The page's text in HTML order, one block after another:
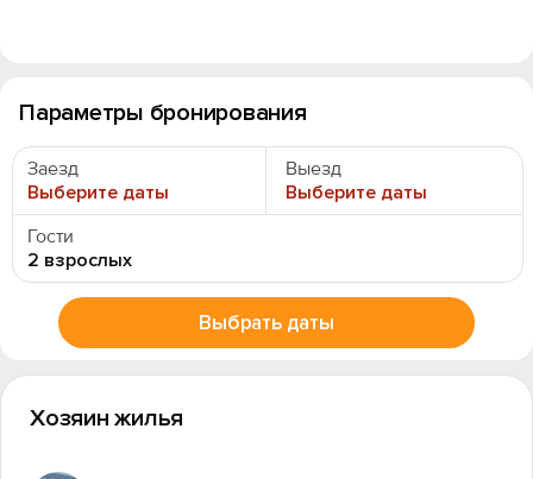
Параметры бронирования
Заезд
Выберите даты
Выезд
Выберите даты
Гости
2 взрослых
Выбрать даты
Хозяин жилья